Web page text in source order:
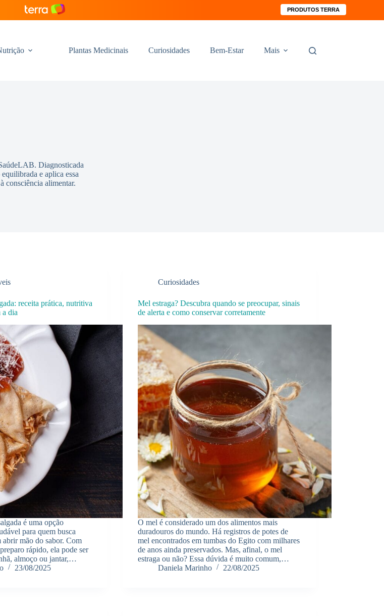
PRODUTOS TERRA
Plantas Medicinais Curiosidades Bem-Estar Mais
Diagnosticada
e aplica essa
consciência alimentar.
receita prática, nutritiva
a dia
é uma opção
para quem busca
abrir mão do sabor. Com
rápido, ela pode ser
almoço ou jantar,…
23/08/2025
Curiosidades
Mel estraga? Descubra quando se preocupar, sinais
de alerta e como conservar corretamente
O mel é considerado um dos alimentos mais
duradouros do mundo. Há registros de potes de
mel encontrados em tumbas do Egito com milhares
de anos ainda preservados. Mas, afinal, o mel
estraga ou não? Essa dúvida é muito comum,…
Daniela Marinho
22/08/2025